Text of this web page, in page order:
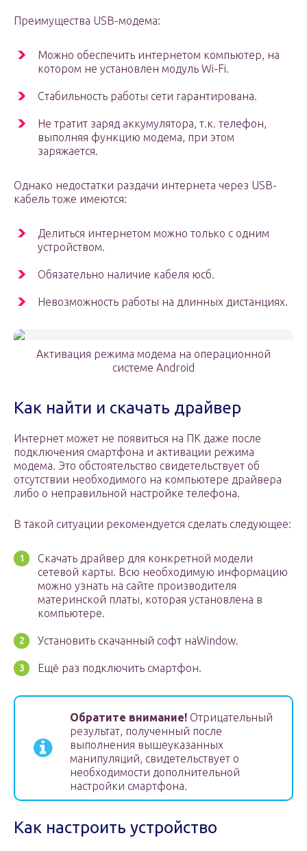
Преимущества USB-модема:
Можно обеспечить интернетом компьютер, на
котором не установлен модуль Wi-Fi.
Стабильность работы сети гарантирована.
Не тратит заряд аккумулятора, т.к. телефон,
выполняя функцию модема, при этом
заряжается.
Однако недостатки раздачи интернета через USB-
кабель тоже имеются:
Делиться интернетом можно только с одним
устройством.
Обязательно наличие кабеля юсб.
Невозможность работы на длинных дистанциях.
Активация режима модема на операционной
системе Android
Как найти и скачать драйвер
Интернет может не появиться на ПК даже после
подключения смартфона и активации режима
модема. Это обстоятельство свидетельствует об
отсутствии необходимого на компьютере драйвера
либо о неправильной настройке телефона.
В такой ситуации рекомендуется сделать следующее:
Скачать драйвер для конкретной модели
сетевой карты. Всю необходимую информацию
можно узнать на сайте производителя
материнской платы, которая установлена в
компьютере.
Установить скачанный софт наWindow.
Ещё раз подключить смартфон.
Обратите внимание! Отрицательный
результат, полученный после
выполнения вышеуказанных
манипуляций, свидетельствует о
необходимости дополнительной
настройки смартфона.
Как настроить устройство